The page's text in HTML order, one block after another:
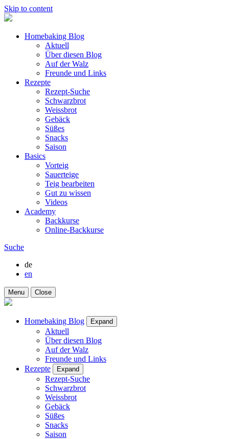
Skip to content
Homebaking Blog
Aktuell
Über diesen Blog
Auf der Walz
Freunde und Links
Rezepte
Rezept-Suche
Schwarzbrot
Weissbrot
Gebäck
Süßes
Snacks
Saison
Basics
Vorteig
Sauerteige
Teig bearbeiten
Gut zu wissen
Videos
Academy
Backkurse
Online-Backkurse
Suche
de
en
Menu Close
Homebaking Blog Expand
Aktuell
Über diesen Blog
Auf der Walz
Freunde und Links
Rezepte
Expand
Rezept-Suche
Schwarzbrot
Weissbrot
Gebäck
Süßes
Snacks
Saison